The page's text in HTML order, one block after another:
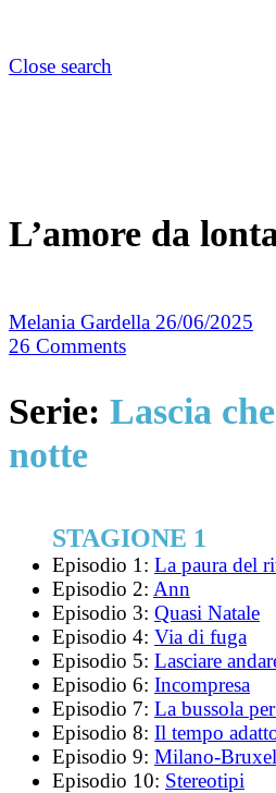
Close search
L’amore da
Melania Gardella 26/06/2025
26 Comments
Serie: Lascia
notte
STAGIONE 1
Episodio 1: La paura del
Episodio 2: Ann
Episodio 3: Quasi Natale
Episodio 4: Via di fuga
Episodio 5: Lasciare
Episodio 6: Incompresa
Episodio 7: La bussola
Episodio 8: Il tempo
Episodio 9: Milano-
Episodio 10: Stereotipi